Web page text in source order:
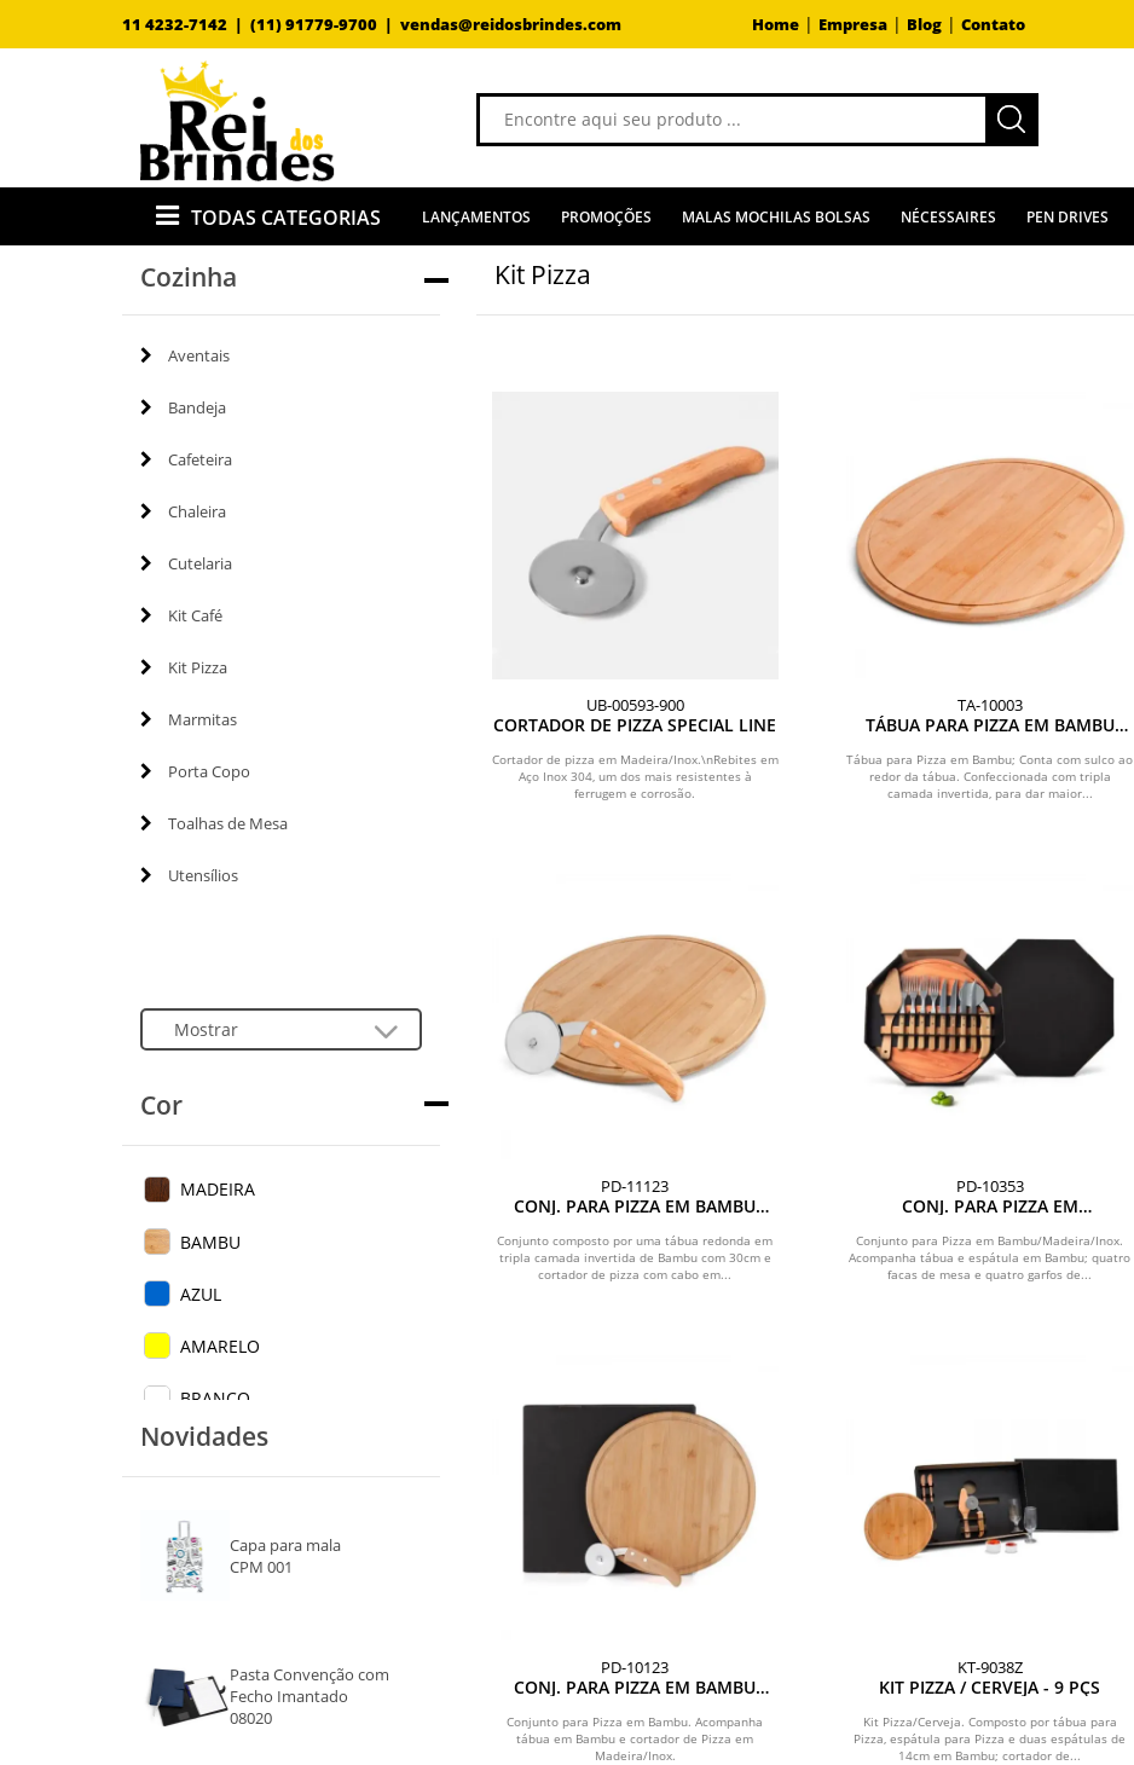
11 4232-7142 | (11) 91779-9700 | vendas@reidosbrindes.com Home| Empresa| Blog| Contato
TODAS CATEGORIAS LANÇAMENTOS PROMOÇÕES MALAS MOCHILAS BOLSAS NÉCESSAIRES PEN DRIVES
Cozinha
Aventais
Bandeja
Cafeteira
Chaleira
Cutelaria
Kit Café
Kit Pizza
Marmitas
Porta Copo
Toalhas de Mesa
Utensílios
Cor
MADEIRA
BAMBU
AZUL
AMARELO
BRANCO
VERDE
PRETO
Novidades
Capa para mala
CPM 001
Pasta Convenção com
Fecho Imantado
08020
Kit Pizza
UB-00593-900
CORTADOR DE PIZZA SPECIAL LINE
Cortador de pizza em Madeira/Inox.\nRebites em
Aço Inox 304, um dos mais resistentes à
ferrugem e corrosão.
TA-10003
TÁBUA PARA PIZZA EM BAMBU
Tábua para Pizza em Bambu; Conta com sulco ao
redor da tábua. Confeccionada com tripla
camada invertida, para dar maior...
PD-11123
CONJ. PARA PIZZA EM BAMBU
Conjunto composto por uma tábua redonda em
tripla camada invertida de Bambu com 30cm e
cortador de pizza com cabo em...
PD-10353
CONJ. PARA PIZZA EM
PÇS
Conjunto para Pizza em Bambu/Madeira/Inox.
Acompanha tábua e espátula em Bambu; quatro
facas de mesa e quatro garfos de...
PD-10123
CONJ. PARA PIZZA EM BAMBU
Conjunto para Pizza em Bambu. Acompanha
tábua em Bambu e cortador de Pizza em
Madeira/Inox.
KT-9038Z
KIT PIZZA / CERVEJA - 9 PÇS
Kit Pizza/Cerveja. Composto por tábua para
Pizza, espátula para Pizza e duas espátulas de
14cm em Bambu; cortador de...